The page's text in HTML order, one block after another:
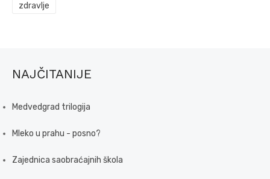
zdravlje
NAJČITANIJE
Medvedgrad trilogija
Mleko u prahu - posno?
Zajednica saobraćajnih škola